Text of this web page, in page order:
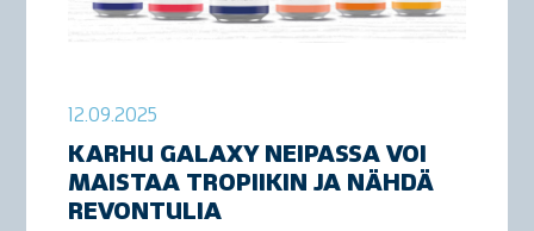
12.09.2025
KARHU GALAXY NEIPASSA VOI
MAISTAA TROPIIKIN JA NÄHDÄ
REVONTULIA